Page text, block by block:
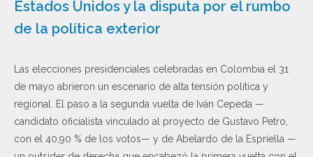
Estados Unidos y la disputa por el rumbo
de la política exterior
Las elecciones presidenciales celebradas en Colombia el 31
de mayo abrieron un escenario de alta tensión política y
regional. El paso a la segunda vuelta de Iván Cepeda —
candidato oficialista vinculado al proyecto de Gustavo Petro,
con el 40,90 % de los votos— y de Abelardo de la Espriella —